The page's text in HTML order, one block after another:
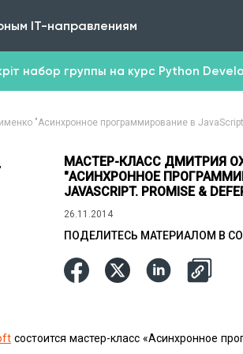
IT-направлениям
набор группы на курс Python
"Асинхронное программирование в
МАСТЕР-КЛАСС ДМИТРИЯ
"АСИНХРОННОЕ
JAVASCRIPT. PROMISE &
26.11.2014
ПОДЕЛИТЕСЬ МАТЕРИАЛОМ В
сoстоится мастер-класс «Асинхрoнное